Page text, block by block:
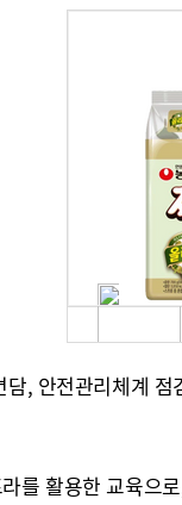
, 안전관리체계
를 활용한 교육